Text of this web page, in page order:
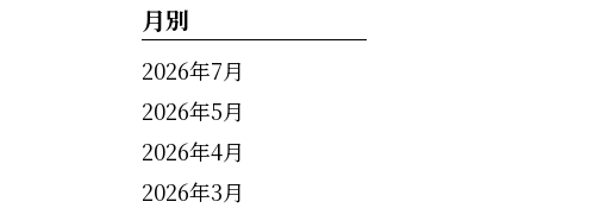
月別
2026年7月
2026年5月
2026年4月
2026年3月